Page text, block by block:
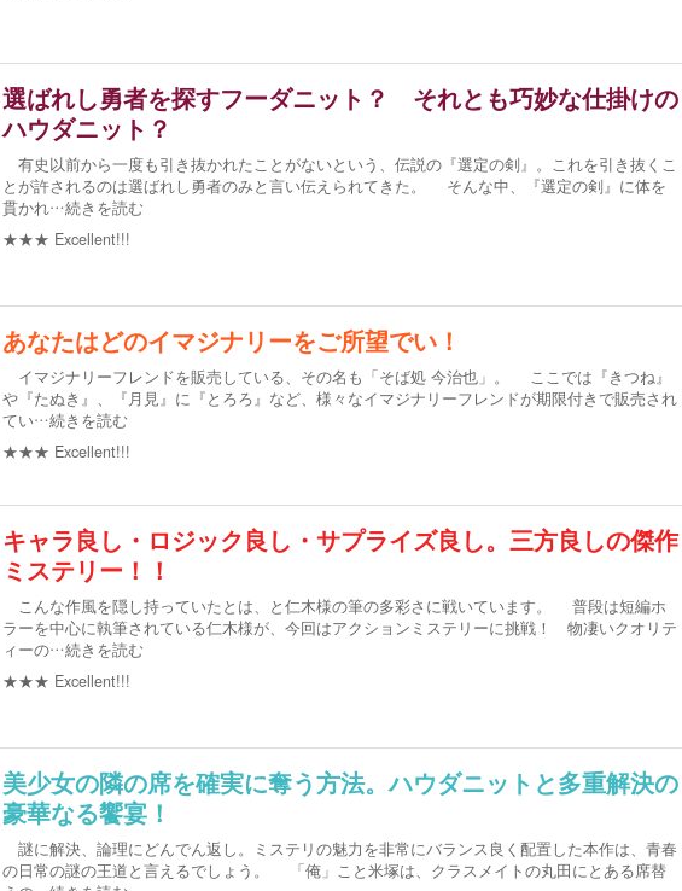
選ばれし勇者を探すフーダニット？ それとも巧妙な仕掛けの
ハウダニット？
有史以前から一度も引き抜かれたことがないという、伝説の『選定の剣』。これを引き抜くこ
とが許されるのは選ばれし勇者のみと言い伝えられてきた。 そんな中、『選定の剣』に体を
貫かれ…続きを読む
★★★ Excellent!!!
あなたはどのイマジナリーをご所望でい！
イマジナリーフレンドを販売している、その名も「そば処 今治也」。 ここでは『きつね』
や『たぬき』、『月見』に『とろろ』など、様々なイマジナリーフレンドが期限付きで販売され
てい…続きを読む
★★★ Excellent!!!
キャラ良し・ロジック良し・サプライズ良し。三方良しの傑作
ミステリー！！
こんな作風を隠し持っていたとは、と仁木様の筆の多彩さに戦いています。 普段は短編ホ
ラーを中心に執筆されている仁木様が、今回はアクションミステリーに挑戦！ 物凄いクオリテ
ィーの…続きを読む
★★★ Excellent!!!
美少女の隣の席を確実に奪う方法。ハウダニットと多重解決の
豪華なる饗宴！
謎に解決、論理にどんでん返し。ミステリの魅力を非常にバランス良く配置した本作は、青春
の日常の謎の王道と言えるでしょう。 「俺」こと米塚は、クラスメイトの丸田にとある席替